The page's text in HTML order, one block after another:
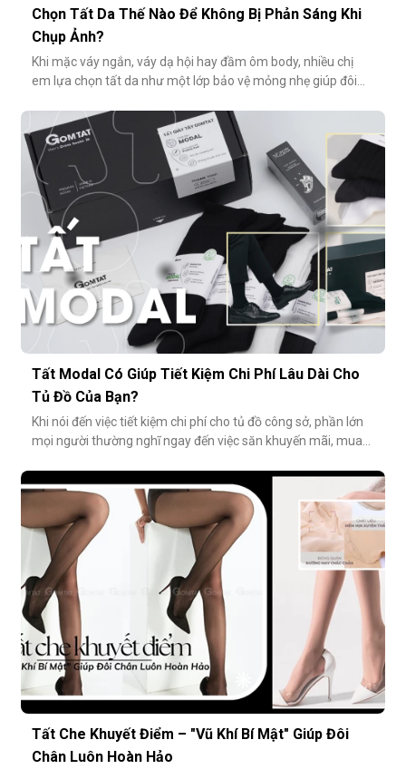
Chọn Tất Da Thế Nào Để Không Bị Phản Sáng Khi
Chụp Ảnh?
Khi mặc váy ngắn, váy dạ hội hay đầm ôm body, nhiều chị
em lựa chọn tất da như một lớp bảo vệ mỏng nhẹ giúp đôi
Tuy nhiên, không ít người gặp phải tình huống dở khóc dở
cười: đôi chân phản chiếu ánh sáng trắng loá trong ảnh, lộ rõ
lớp tất khiến
Tất Modal Có Giúp Tiết Kiệm Chi Phí Lâu Dài Cho
Tủ Đồ Của Bạn?
Khi nói đến việc tiết kiệm chi phí cho tủ đồ công sở, phần lớn
mọi người thường nghĩ ngay đến việc săn khuyến mãi, mua
cách tiết kiệm bền vững và tinh tế hơn rất nhiều: đầu tư vào
chất lượng từ những món nhỏ nhất. Cụ thể hơn, tất modal
không chỉ
Tất Che Khuyết Điểm – "Vũ Khí Bí Mật" Giúp Đôi
Chân Luôn Hoàn Hảo